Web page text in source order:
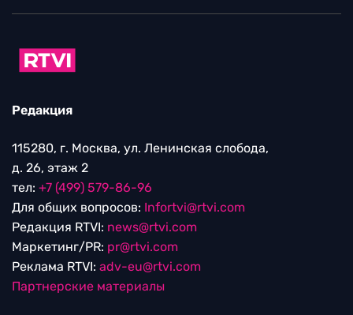
Редакция
115280, г. Москва, ул. Ленинская слобода,
д. 26, этаж 2
тел: +7 (499) 579-86-96
Для общих вопросов: Infortvi@rtvi.com
Редакция RTVI: news@rtvi.com
Маркетинг/PR: pr@rtvi.com
Реклама RTVI: adv-eu@rtvi.com
Партнерские материалы